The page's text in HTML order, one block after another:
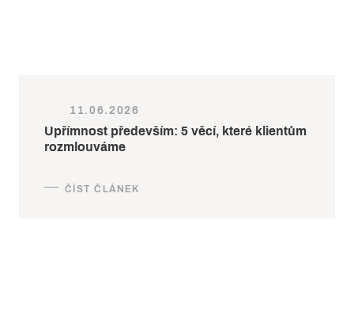
11.06.2026
Upřímnost především: 5 věcí, které klientům
rozmlouváme